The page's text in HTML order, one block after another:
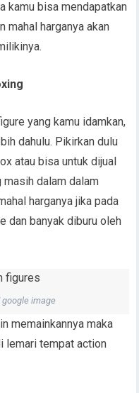
kamu bisa mendapatkan
mahal harganya akan
yang kamu idamkan,
dahulu. Pikirkan dulu
atau bisa untuk dijual
masih dalam dalam
harganya jika pada
dan banyak diburu oleh
image
memainkannya maka
lemari tempat action